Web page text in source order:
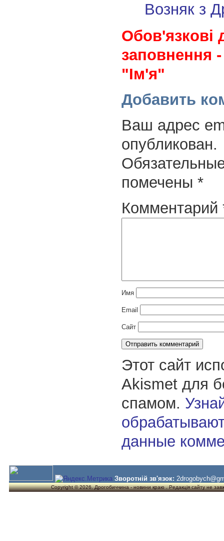
Возняк з
Обов'язкові
заповнення
"Ім'я"
Добавить
Ваш адрес
опубликован.
помечены *
Комментарий
Имя
Email
Сайт
Этот сайт
Akismet для
спамом.
данные
Зворотній зв'язок:
Copyright © 2026. Дрогобиччина - новини краю . Редакція сайту не